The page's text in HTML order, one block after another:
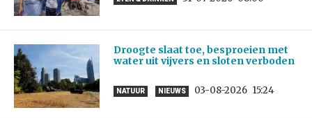
Droogte slaat toe, besproeien met
water uit vijvers en sloten verboden
NATUUR NIEUWS 03-08-2026 15:24